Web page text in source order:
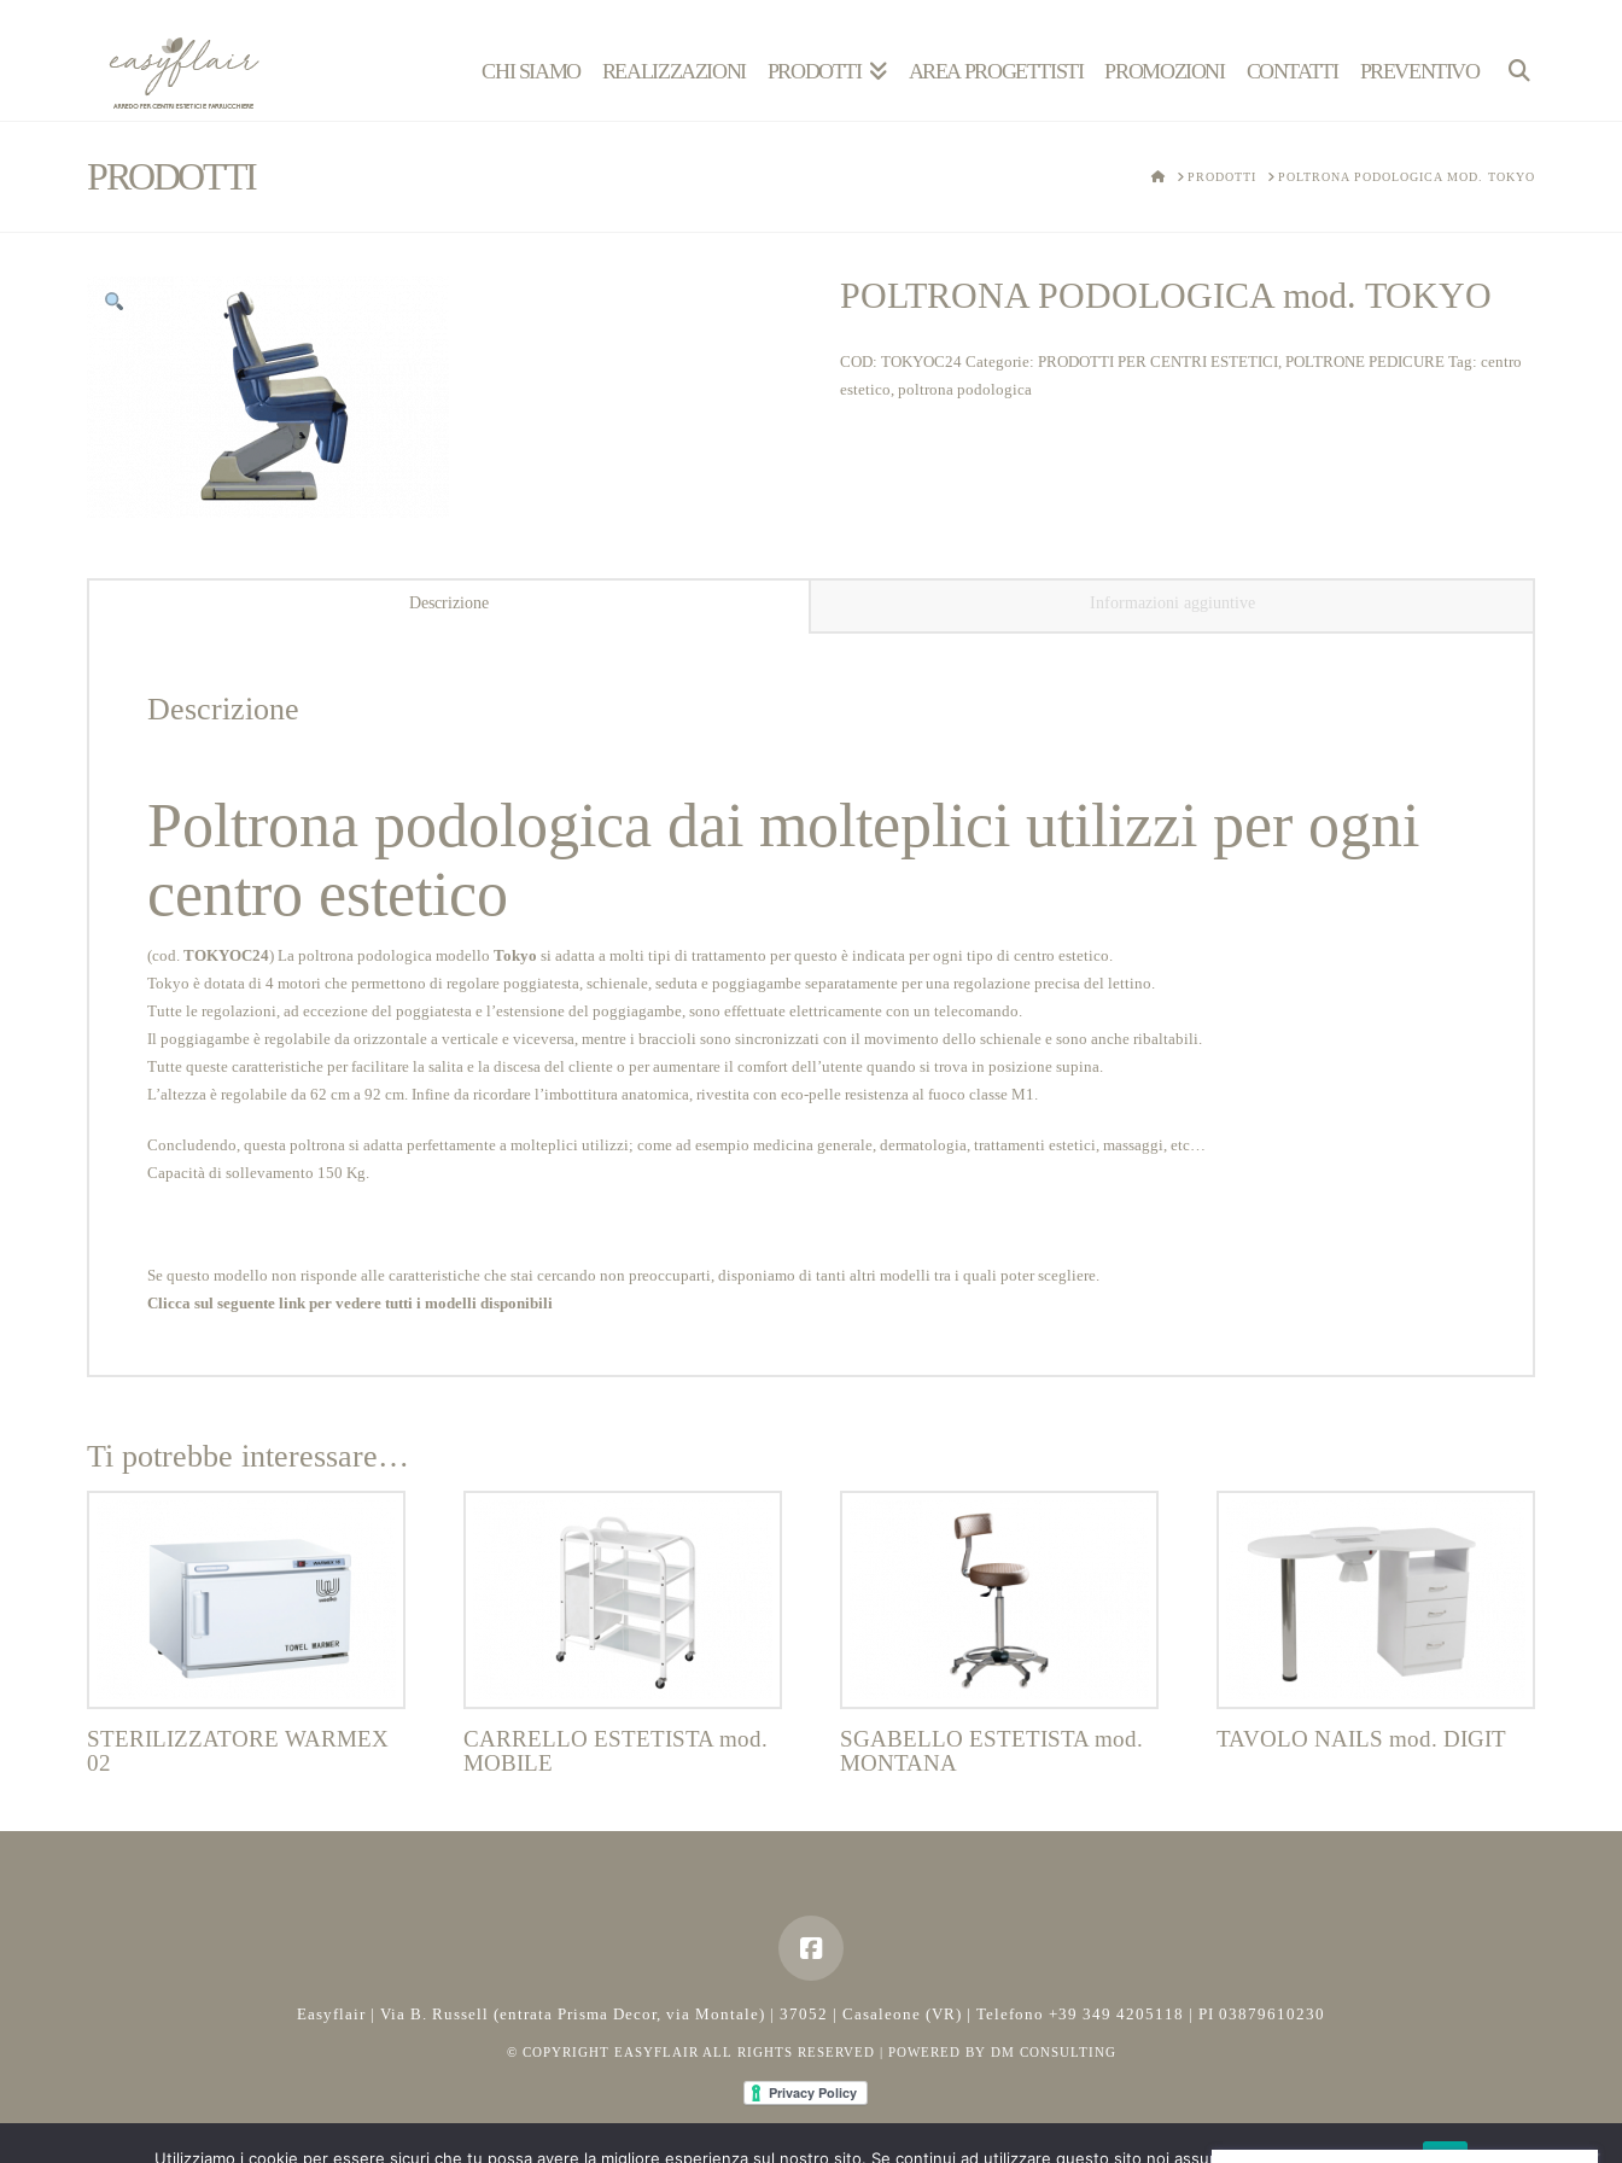
CHI SIAMO REALIZZAZIONI PRODOTTI AREA PROGETTISTI PROMOZIONI CONTATTI PREVENTIVO
PRODOTTI HOMEPRODOTTI POLTRONA PODOLOGICA MOD. TOKYO
POLTRONA PODOLOGICA mod. TOKYO
COD: TOKYOC24 Categorie: PRODOTTI PER CENTRI ESTETICI POLTRONE PEDICURE Tag: centro
estetico poltrona podologica
Descrizione Informazioni aggiuntive
Descrizione
Poltrona podologica dai molteplici utilizzi per ogni
centro estetico
(cod. TOKYOC24) La poltrona podologica modello Tokyo si adatta a molti tipi di trattamento per questo è indicata per ogni tipo di centro estetico.
Tokyo è dotata di 4 motori che permettono di regolare poggiatesta, schienale, seduta e poggiagambe separatamente per una regolazione precisa del lettino.
Tutte le regolazioni, ad eccezione del poggiatesta e l’estensione del poggiagambe, sono effettuate elettricamente con un telecomando.
Il poggiagambe è regolabile da orizzontale a verticale e viceversa, mentre i braccioli sono sincronizzati con il movimento dello schienale e sono anche ribaltabili.
Tutte queste caratteristiche per facilitare la salita e la discesa del cliente o per aumentare il comfort dell’utente quando si trova in posizione supina.
L’altezza è regolabile da 62 cm a 92 cm. Infine da ricordare l’imbottitura anatomica, rivestita con eco-pelle resistenza al fuoco classe M1.
Concludendo, questa poltrona si adatta perfettamente a molteplici utilizzi; come ad esempio medicina generale, dermatologia, trattamenti estetici, massaggi, etc…
Capacità di sollevamento 150 Kg.
Se questo modello non risponde alle caratteristiche che stai cercando non preoccuparti, disponiamo di tanti altri modelli tra i quali poter scegliere.
Clicca sul seguente link per vedere tutti i modelli disponibili
Ti potrebbe interessare…
STERILIZZATORE WARMEX
02
CARRELLO ESTETISTA mod.
MOBILE
SGABELLO ESTETISTA mod.
MONTANA
TAVOLO NAILS mod. DIGIT
Easyflair | Via B. Russell (entrata Prisma Decor, via Montale) | 37052 | Casaleone (VR) | Telefono +39 349 4205118 | PI 03879610230
© COPYRIGHT EASYFLAIR ALL RIGHTS RESERVED | POWERED BY DM CONSULTING
Utilizziamo i cookie per essere sicuri che tu possa avere la migliore esperienza sul nostro sito. Se continui ad utilizzare questo sito noi assumiamo che tu ne sia felice.